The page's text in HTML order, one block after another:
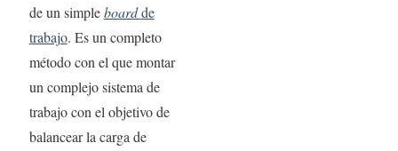
de un simpleboardde
trabajo. Es un completo
método con el que montar
un complejo sistema de
trabajo con el objetivo de
balancear la carga de